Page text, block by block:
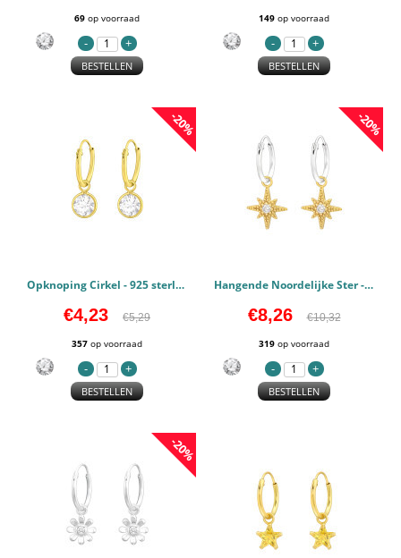
69 op voorraad
BESTELLEN
149 op voorraad
BESTELLEN
-20%
Opknoping Cirkel - 925 sterling zilver Oorringen PCJW42083
€4,23 €5,29
357 op voorraad
BESTELLEN
-20%
Hangende Noordelijke Ster - 925 sterling zilver Oorringen PCJW42587
€8,26 €10,32
319 op voorraad
BESTELLEN
-20%